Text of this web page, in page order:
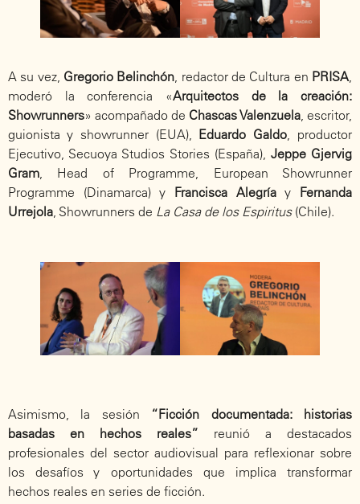
A su vez, Gregorio Belinchón, redactor de Cultura en PRISA,
moderó la conferencia «Arquitectos de la creación:
Showrunners» acompañado de Chascas Valenzuela, escritor,
guionista y showrunner (EUA), Eduardo Galdo, productor
Ejecutivo, Secuoya Studios Stories (España), Jeppe Gjervig
Gram, Head of Programme, European Showrunner
Programme (Dinamarca) y Francisca Alegría y Fernanda
Urrejola, Showrunners de La Casa de los Espiritus(Chile).
Asimismo, la sesión “Ficción documentada: historias
basadas en hechos reales” reunió a destacados
profesionales del sector audiovisual para reflexionar sobre
los desafíos y oportunidades que implica transformar
hechos reales en series de ficción.